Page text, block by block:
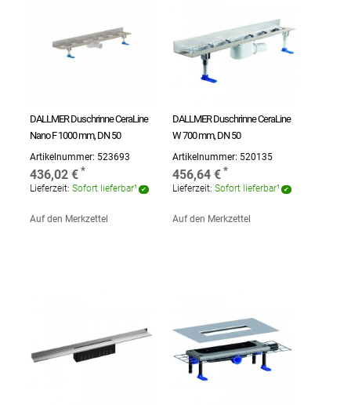
DALLMER Duschrinne CeraLine
Nano F 1000 mm, DN 50
Artikelnummer: 523693
436,02 €
Lieferzeit: Sofort lieferbar¹
Auf den Merkzettel
DALLMER Duschrinne CeraLine
W 700 mm, DN 50
Artikelnummer: 520135
456,64 €
Lieferzeit: Sofort lieferbar¹
Auf den Merkzettel